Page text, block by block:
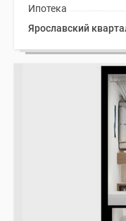
Ипотека
Ярославский